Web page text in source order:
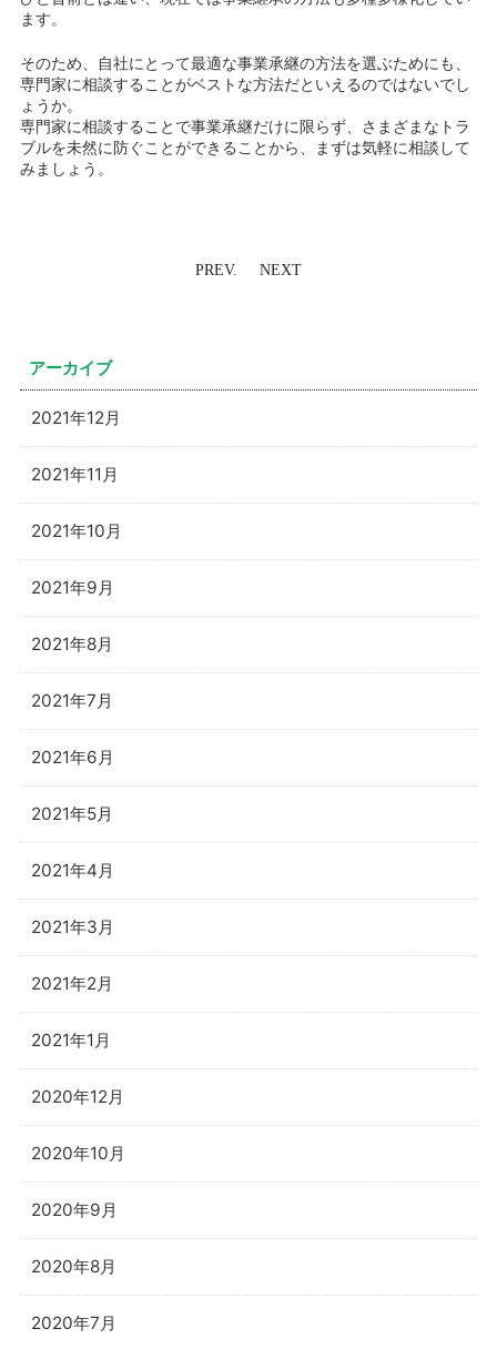
ます。
そのため、自社にとって最適な事業承継の方法を選ぶためにも、
専門家に相談することがベストな方法だといえるのではないでし
ょうか。
専門家に相談することで事業承継だけに限らず、さまざまなトラ
ブルを未然に防ぐことができることから、まずは気軽に相談して
みましょう。
PREV. NEXT
アーカイブ
2021年12月
2021年11月
2021年10月
2021年9月
2021年8月
2021年7月
2021年6月
2021年5月
2021年4月
2021年3月
2021年2月
2021年1月
2020年12月
2020年10月
2020年9月
2020年8月
2020年7月